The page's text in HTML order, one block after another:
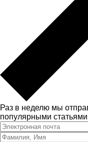
Раз в неделю мы
популярными